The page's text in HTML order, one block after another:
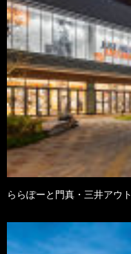
ららぽーと門真・三井アウ